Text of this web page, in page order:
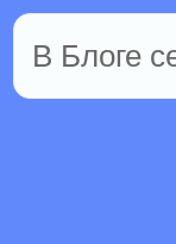
В Блоге